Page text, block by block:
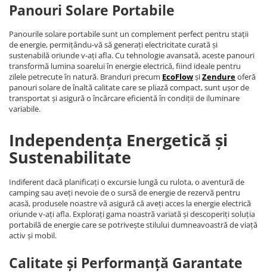
Panouri Solare Portabile
Panourile solare portabile sunt un complement perfect pentru stații
de energie, permițându-vă să generați electricitate curată și
sustenabilă oriunde v-ați afla. Cu tehnologie avansată, aceste panouri
transformă lumina soarelui în energie electrică, fiind ideale pentru
zilele petrecute în natură. Branduri precum EcoFlowșiZendureoferă
panouri solare de înaltă calitate care se pliază compact, sunt ușor de
transportat și asigură o încărcare eficientă în condiții de iluminare
variabile.
Independența Energetică și
Sustenabilitate
Indiferent dacă planificați o excursie lungă cu rulota, o aventură de
camping sau aveți nevoie de o sursă de energie de rezervă pentru
acasă, produsele noastre vă asigură că aveți acces la energie electrică
oriunde v-ați afla. Explorați gama noastră variată și descoperiți soluția
portabilă de energie care se potrivește stilului dumneavoastră de viață
activ și mobil.
Calitate și Performanță Garantate